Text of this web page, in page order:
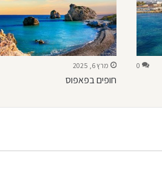
0 מרץ 6, 2025
חופים בפאפוס